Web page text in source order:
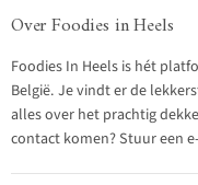
Over Foodies in Heels
Foodies In Heels is hét
België. Je vindt er de
alles over het prachtig
contact komen? Stuur een